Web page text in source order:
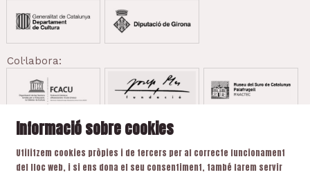
Col·labora:
Informació sobre cookies
Utilitzem cookies pròpies i de tercers per al correcte funcionament
del lloc web, i si ens dona el seu consentiment, també farem servir